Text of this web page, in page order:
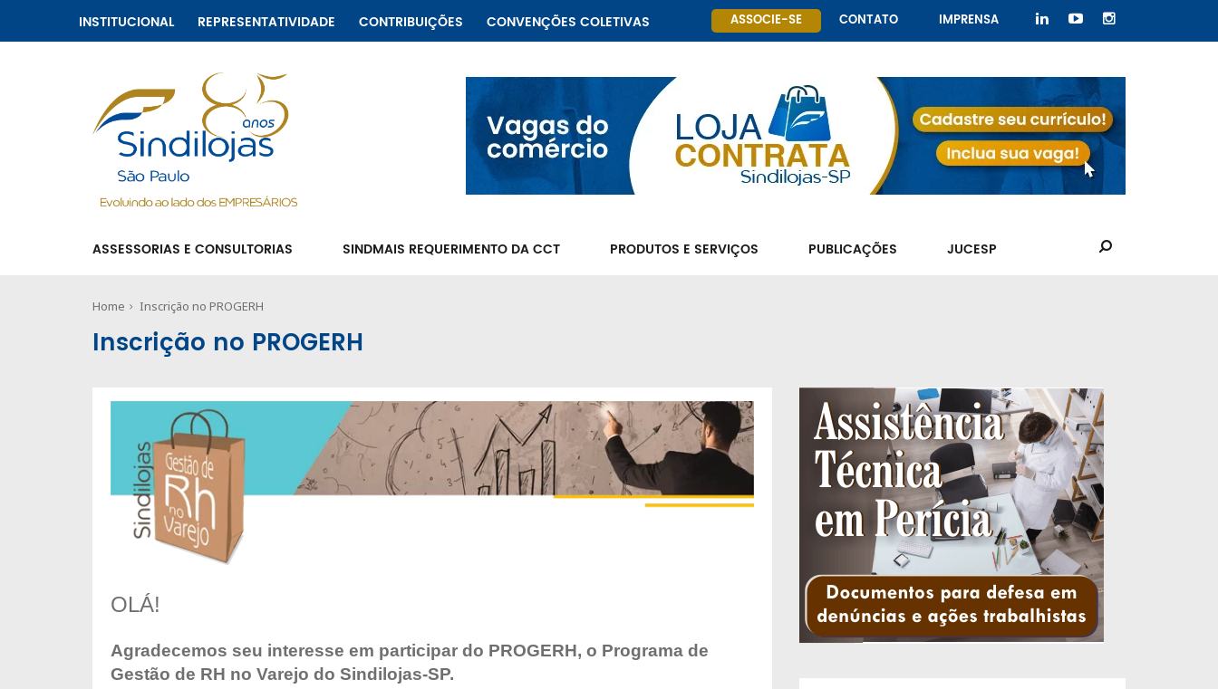
INSTITUCIONAL REPRESENTATIVIDADE CONTRIBUIÇÕES CONVENÇÕES COLETIVAS ASSOCIE-SE CONTATO IMPRENSA
ASSESSORIAS E CONSULTORIAS SINDMAIS REQUERIMENTO DA CCT PRODUTOS E SERVIÇOS PUBLICAÇÕES JUCESP
Home Inscrição no PROGERH
Inscrição no PROGERH
OLÁ!
Agradecemos seu interesse em participar do PROGERH, o Programa de
Gestão de RH no Varejo do Sindilojas-SP.